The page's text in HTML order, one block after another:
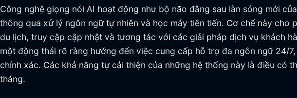
Công nghệ giọng nói AI hoạt động như bộ não đằng sau làn sóng mới
thông qua xử lý ngôn ngữ tự nhiên và học máy tiên tiến. Cơ chế này
du lịch, truy cập cập nhật và tương tác với các giải pháp dịch vụ khách
một động thái rõ ràng hướng đến việc cung cấp hỗ trợ đa ngôn ngữ 24/
chính xác. Các khả năng tự cải thiện của những hệ thống này là điều có
tháng.